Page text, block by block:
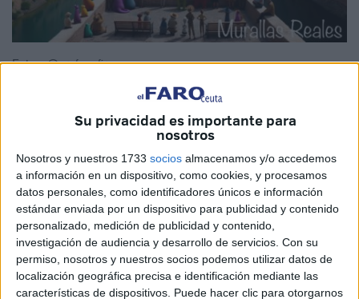
Su privacidad es importante para
nosotros
Nosotros y nuestros 1733 socios almacenamos y/o accedemos
a información en un dispositivo, como cookies, y procesamos
datos personales, como identificadores únicos e información
estándar enviada por un dispositivo para publicidad y contenido
personalizado, medición de publicidad y contenido,
investigación de audiencia y desarrollo de servicios. Con su
permiso, nosotros y nuestros socios podemos utilizar datos de
localización geográfica precisa e identificación mediante las
características de dispositivos. Puede hacer clic para otorgarnos
Fotos: @profeonfire
Todos soñamos en nuestra infancia con el mundo a
imagen de una película deDisney o de Píxar. Ahora es
posible ver Ceuta así mediante lainteligencia artificial
(IA) generativa.
Miguel Ángel Ronda es un premiado profesor ceutí que
imparte el Máster de Inteligencia Artificial y Big Data en el
Centro Público Integrado de FP Alan Turing de Málaga.